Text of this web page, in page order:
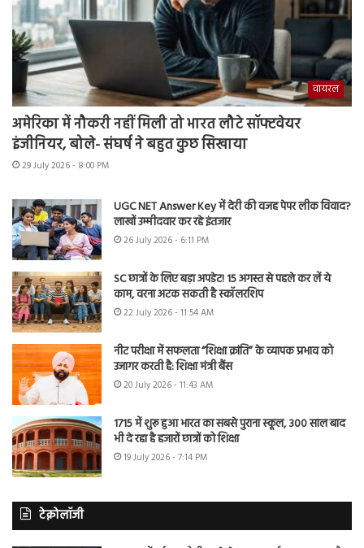
वायरल
अमेरिका में नौकरी नहीं मिली तो भारत लौटे सॉफ्टवेयर
इंजीनियर, बोले- संघर्ष ने बहुत कुछ सिखाया
29 July 2026 - 8:00 PM
UGC NET Answer Key में देरी की वजह पेपर लीक विवाद?
लाखों उम्मीदवार कर रहे इंतजार
26 July 2026 - 6:11 PM
SC छात्रों के लिए बड़ा अपडेट! 15 अगस्त से पहले कर लें ये
काम, वरना अटक सकती है स्कॉलरशिप
22 July 2026 - 11:54 AM
नीट परीक्षा में सफलता “शिक्षा क्रांति” के व्यापक प्रभाव को
उजागर करती है: शिक्षा मंत्री बैंस
20 July 2026 - 11:43 AM
1715 में शुरू हुआ भारत का सबसे पुराना स्कूल, 300 साल बाद
भी दे रहा है हजारों छात्रों को शिक्षा
19 July 2026 - 7:14 PM
टेक्नोलॉजी